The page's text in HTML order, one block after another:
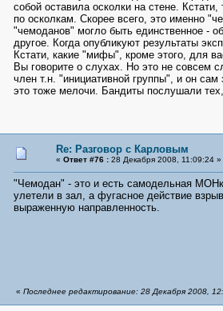
собой оставила осколки на стене.
по осколкам. Скорее всего, это именно
"чемоданов" могло быть единственное -
другое. Когда опубликуют результаты
Кстати, какие "мифы", кроме этого, для
Вы говорите о слухах. Но это не совсем
член т.н. "инициативной группы", и он
это тоже мелочи. Бандиты послушали
Re: Разговор с Карловым
« Ответ #76 :28 Декабря 2008, 11:09:24 »
"Чемодан" - это и есть самодельная
улетели в зал, а фугасное действие
выраженную направленность.
« Последнее редактирование: 28 Декабря 2008,